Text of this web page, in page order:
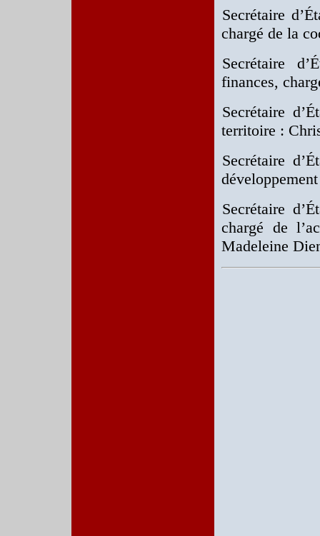
Secrétaire
chargé de la
Secrétaire
finances,
Secrétaire
territoire :
Secrétaire
Secrétaire
chargé de
Madeleine